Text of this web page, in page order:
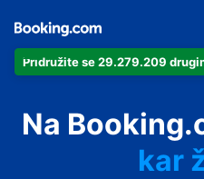
Pridružite se 29.279.209
Na
kar